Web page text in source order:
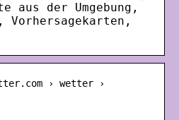
aus der Umgebung,
› wetter ›